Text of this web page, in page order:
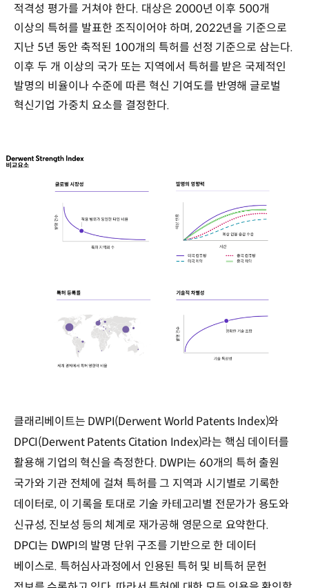
적격성 평가를 거쳐야 한다. 대상은 2000년 이후 500개
이상의 특허를 발표한 조직이어야 하며, 2022년을 기준으로
지난 5년 동안 축적된 100개의 특허를 선정 기준으로 삼는다.
이후 두 개 이상의 국가 또는 지역에서 특허를 받은 국제적인
발명의 비율이나 수준에 따른 혁신 기여도를 반영해 글로벌
혁신기업 가중치 요소를 결정한다.
클래리베이트는 DWPI(Derwent World Patents Index)와
DPCI(Derwent Patents Citation Index)라는 핵심 데이터를
활용해 기업의 혁신을 측정한다. DWPI는 60개의 특허 출원
국가와 기관 전체에 걸쳐 특허를 그 지역과 시기별로 기록한
데이터로, 이 기록을 토대로 기술 카테고리별 전문가가 용도와
신규성, 진보성 등의 체계로 재가공해 영문으로 요약한다.
DPCI는 DWPI의 발명 단위 구조를 기반으로 한 데이터
베이스로. 특허심사과정에서 인용된 특허 및 비특허 문헌